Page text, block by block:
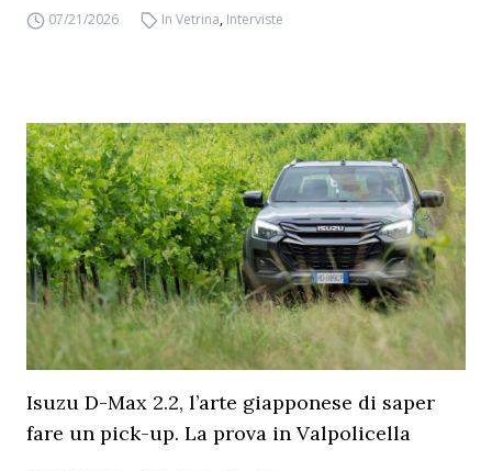
07/21/2026 In Vetrina, Interviste
Isuzu D-Max 2.2, l’arte giapponese di saper
fare un pick-up. La prova in Valpolicella